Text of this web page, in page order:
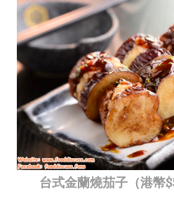
台式金蘭燒茄子（港幣